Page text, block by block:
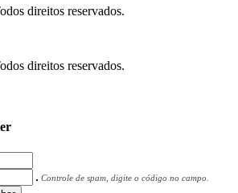
direitos reservados.
direitos reservados.
Controle de spam, digite o código no campo.